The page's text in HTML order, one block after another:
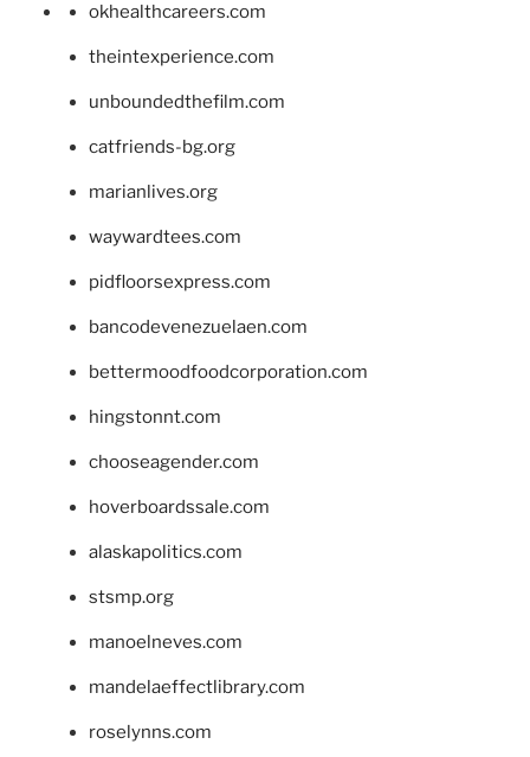
okhealthcareers.com
theintexperience.com
unboundedthefilm.com
catfriends-bg.org
marianlives.org
waywardtees.com
pidfloorsexpress.com
bancodevenezuelaen.com
bettermoodfoodcorporation.com
hingstonnt.com
chooseagender.com
hoverboardssale.com
alaskapolitics.com
stsmp.org
manoelneves.com
mandelaeffectlibrary.com
roselynns.com